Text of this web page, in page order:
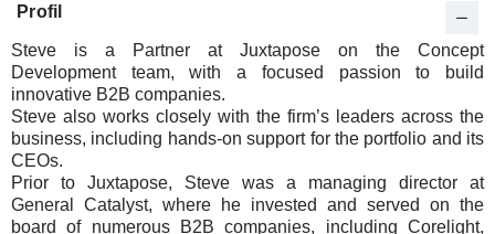
Profil
Steve is a Partner at Juxtapose on the Concept
Development team, with a focused passion to build
innovative B2B companies.
Steve also works closely with the firm’s leaders across the
business, including hands-on support for the portfolio and its
CEOs.
Prior to Juxtapose, Steve was a managing director at
General Catalyst, where he invested and served on the
board of numerous B2B companies, including Corelight,